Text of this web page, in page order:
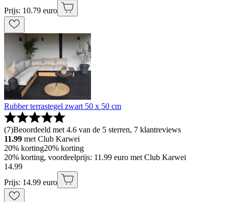
Prijs: 10.79 euro
Rubber terrastegel zwart 50 x 50 cm
(7)Beoordeeld met 4.6 van de 5 sterren, 7 klantreviews
11.99 met Club Karwei
20% korting20% korting
20% korting, voordeelprijs: 11.99 euro met Club Karwei
14.99
Prijs: 14.99 euro